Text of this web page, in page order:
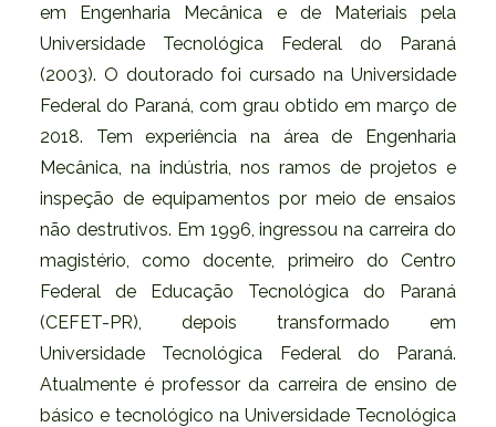
em Engenharia Mecânica e de Materiais pela
Universidade Tecnológica Federal do Paraná
(2003). O doutorado foi cursado na Universidade
Federal do Paraná, com grau obtido em março de
2018. Tem experiência na área de Engenharia
Mecânica, na indústria, nos ramos de projetos e
inspeção de equipamentos por meio de ensaios
não destrutivos. Em 1996, ingressou na carreira do
magistério, como docente, primeiro do Centro
Federal de Educação Tecnológica do Paraná
(CEFET-PR), depois transformado em
Universidade Tecnológica Federal do Paraná.
Atualmente é professor da carreira de ensino de
básico e tecnológico na Universidade Tecnológica